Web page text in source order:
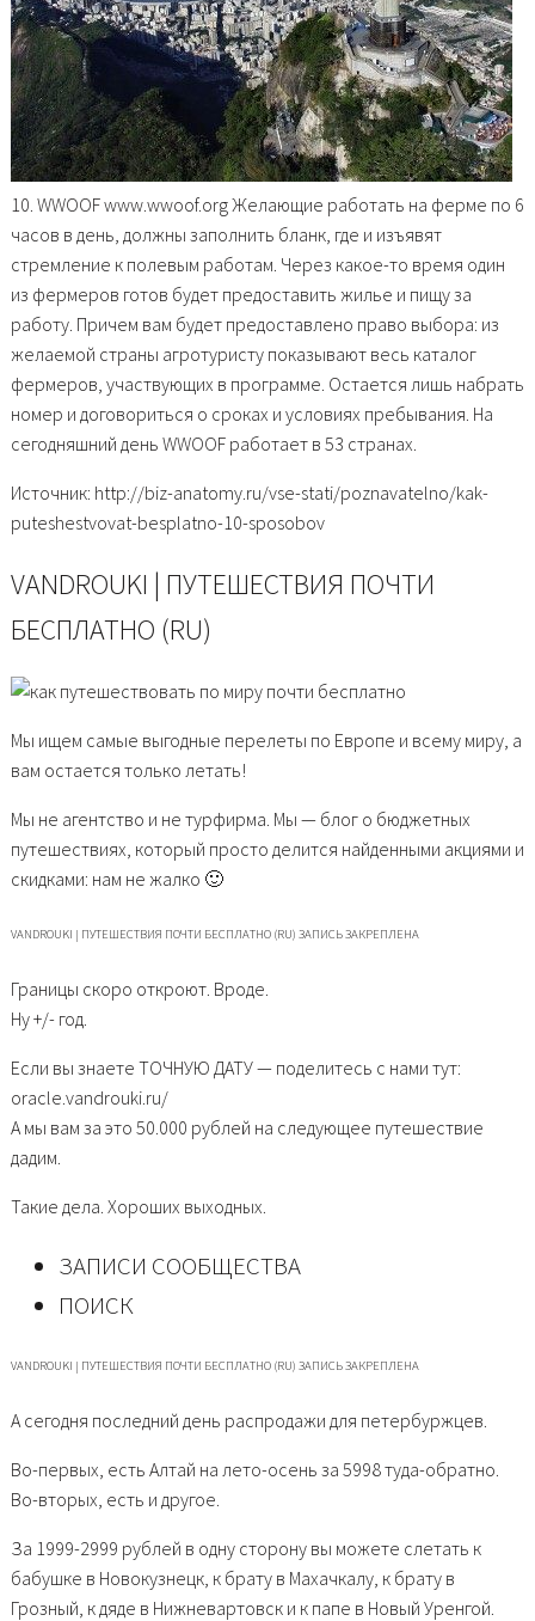
10. WWOOF www.wwoof.org Желающие работать на ферме по 6
часов в день, должны заполнить бланк, где и изъявят
стремление к полевым работам. Через какое-то время один
из фермеров готов будет предоставить жилье и пищу за
работу. Причем вам будет предоставлено право выбора: из
желаемой страны агротуристу показывают весь каталог
фермеров, участвующих в программе. Остается лишь набрать
номер и договориться о сроках и условиях пребывания. На
сегодняшний день WWOOF работает в 53 странах.
Источник: http://biz-anatomy.ru/vse-stati/poznavatelno/kak-
puteshestvovat-besplatno-10-sposobov
VANDROUKI | ПУТЕШЕСТВИЯ ПОЧТИ
БЕСПЛАТНО (RU)
Мы ищем самые выгодные перелеты по Европе и всему миру, а
вам остается только летать!
Мы не агентство и не турфирма. Мы — блог о бюджетных
путешествиях, который просто делится найденными акциями и
скидками: нам не жалко 🙂
VANDROUKI | ПУТЕШЕСТВИЯ ПОЧТИ БЕСПЛАТНО (RU) ЗАПИСЬ ЗАКРЕПЛЕНА
Границы скоро откроют. Вроде.
Ну +/- год.
Если вы знаете ТОЧНУЮ ДАТУ — поделитесь с нами тут:
oracle.vandrouki.ru/
А мы вам за это 50.000 рублей на следующее путешествие
дадим.
Такие дела. Хороших выходных.
ЗАПИСИ СООБЩЕСТВА
ПОИСК
VANDROUKI | ПУТЕШЕСТВИЯ ПОЧТИ БЕСПЛАТНО (RU) ЗАПИСЬ ЗАКРЕПЛЕНА
А сегодня последний день распродажи для петербуржцев.
Во-первых, есть Алтай на лето-осень за 5998 туда-обратно.
Во-вторых, есть и другое.
За 1999-2999 рублей в одну сторону вы можете слетать к
бабушке в Новокузнецк, к брату в Махачкалу, к брату в
Грозный, к дяде в Нижневартовск и к папе в Новый Уренгой.